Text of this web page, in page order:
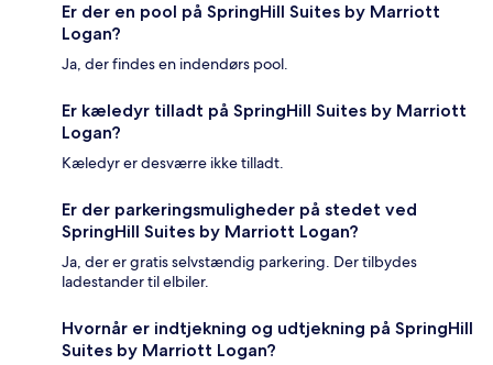
Er der en pool på SpringHill Suites by Marriott
Logan?
Ja, der findes en indendørs pool.
Er kæledyr tilladt på SpringHill Suites by Marriott
Logan?
Kæledyr er desværre ikke tilladt.
Er der parkeringsmuligheder på stedet ved
SpringHill Suites by Marriott Logan?
Ja, der er gratis selvstændig parkering. Der tilbydes
ladestander til elbiler.
Hvornår er indtjekning og udtjekning på SpringHill
Suites by Marriott Logan?